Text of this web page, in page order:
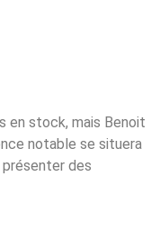
en stock, mais Benoit
notable se situera
présenter des